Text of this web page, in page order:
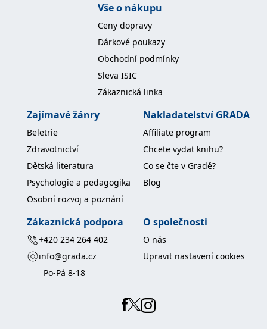
Vše o nákupu
Ceny dopravy
Dárkové poukazy
Obchodní podmínky
Sleva ISIC
Zákaznická linka
Zajímavé žánry
Beletrie
Zdravotnictví
Dětská literatura
Psychologie a pedagogika
Osobní rozvoj a poznání
Nakladatelství GRADA
Affiliate program
Chcete vydat knihu?
Co se čte v Gradě?
Blog
Zákaznická podpora
+420 234 264 402
info@grada.cz
Po-Pá 8-18
O společnosti
O nás
Upravit nastavení cookies